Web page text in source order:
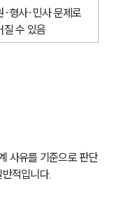
약
·형사·민사 문제로
질 수 있음
사유를 기준으로 판단
적입니다.